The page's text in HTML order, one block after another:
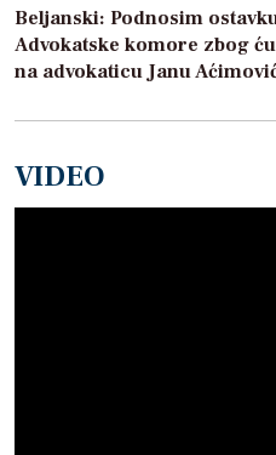
Beljanski: Podnosim
Advokatske komore zbog
na advokaticu Janu
VIDEO